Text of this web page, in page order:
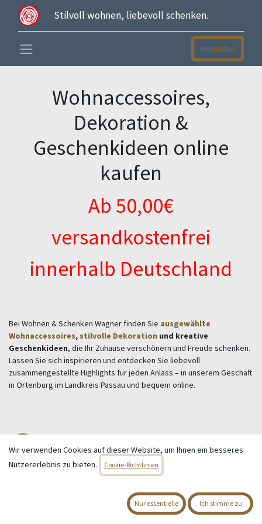
Stilvoll wohnen, liebevoll schenken.
Anmelden
Wohnaccessoires,
Dekoration &
Geschenkideen online
kaufen
Ab 50,00€
versandkostenfrei
innerhalb Deutschland
Bei Wohnen & Schenken Wagner finden Sie ausgewählte
Wohnaccessoires, stilvolle Dekoration und kreative
Geschenkideen, die Ihr Zuhause verschönern und Freude schenken.
Lassen Sie sich inspirieren und entdecken Sie liebevoll
zusammengestellte Highlights für jeden Anlass – in unserem Geschäft
in Ortenburg im Landkreis Passau und bequem online.
Bilder & Bilderrahmen
Blumentöpfe
Wir verwenden Cookies auf dieser Website, um Ihnen ein besseres
Nutzererlebnis zu bieten.
Cookie-Richtlinien
Nur essentielle Ich stimme zu